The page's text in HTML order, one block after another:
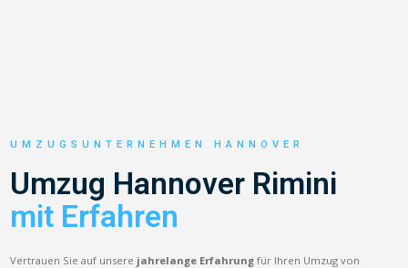
UMZUGSUNTERNEHMEN HANNOVER
Umzug Hannover Rimini
mit Erfahren
Vertrauen Sie auf unsere jahrelange Erfahrung für Ihren Umzug von